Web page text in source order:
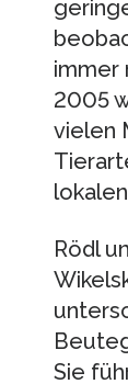
immer
2005
vielen
Rödl
Sie